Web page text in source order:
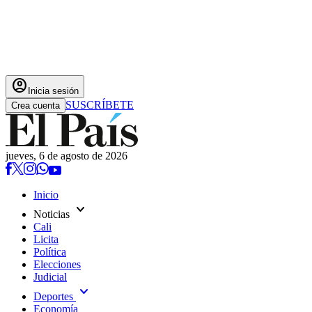
account_circle Inicia sesión
Crea cuenta SUSCRÍBETE
jueves, 6 de agosto de 2026
Inicio
Noticias expand_more
Cali
Licita
Política
Elecciones
Judicial
Deportes expand_more
Economía